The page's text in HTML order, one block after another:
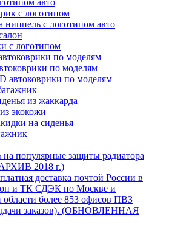
авто
c логотипом
ниппель с логотипом авто
с логотипом
по моделям
по моделям
автоковрики по моделям
из жаккарда
экокожи
на сиденья
на популярные защиты радиатора
2018 г.)
доставка почтой России в
и ТК СДЭК по Москве и
области более 853 офисов ПВЗ
заказов). (ОБНОВЛЕННАЯ